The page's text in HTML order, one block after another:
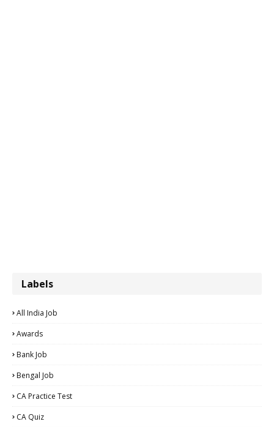
Labels
All India Job
Awards
Bank Job
Bengal Job
CA Practice Test
CA Quiz